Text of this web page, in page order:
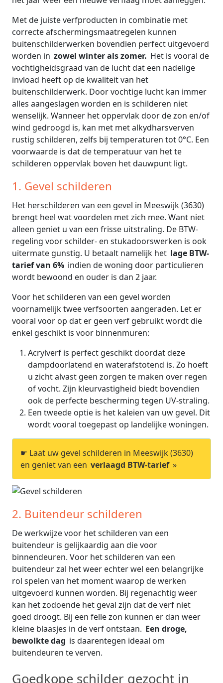
Met de juiste verfproducten in combinatie met
correcte afschermingsmaatregelen kunnen
buitenschilderwerken bovendien perfect uitgevoerd
worden in zowel winter als zomer. Het is vooral de
vochtigheidsgraad van de lucht dat een nadelige
invload heeft op de kwaliteit van het
buitenschilderwerk. Door vochtige lucht kan immer
alles aangeslagen worden en is schilderen niet
wenselijk. Wanneer het oppervlak door de zon en/of
wind gedroogd is, kan met met alkydharsverven
rustig schilderen, zelfs bij temperaturen tot 0°C. Een
voorwaarde is dat de temperatuur van het te
schilderen oppervlak boven het dauwpunt ligt.
1. Gevel schilderen
Het herschilderen van een gevel in Meeswijk (3630)
brengt heel wat voordelen met zich mee. Want niet
alleen geniet u van een frisse uitstraling. De BTW-
regeling voor schilder- en stukadoorswerken is ook
uitermate gunstig. U betaalt namelijk het lage BTW-
tarief van 6% indien de woning door particulieren
wordt bewoond en ouder is dan 2 jaar.
Voor het schilderen van een gevel worden
voornamelijk twee verfsoorten aangeraden. Let er
vooral voor op dat er geen verf gebruikt wordt die
enkel geschikt is voor binnenmuren:
Acrylverf is perfect geschikt doordat deze
dampdoorlatend en waterafstotend is. Zo hoeft
u zicht alvast geen zorgen te maken over regen
of vocht. Zijn kleurvastigheid biedt bovendien
ook de perfecte bescherming tegen UV-straling.
Een tweede optie is het kaleien van uw gevel. Dit
wordt vooral toegepast op landelijke woningen.
☛ Laat uw gevel schilderen in Meeswijk (3630)
en geniet van een verlaagd BTW-tarief »
2. Buitendeur schilderen
De werkwijze voor het schilderen van een
buitendeur is gelijkaardig aan die voor
binnendeuren. Voor het schilderen van een
buitendeur zal het weer echter wel een belangrijke
rol spelen van het moment waarop de werken
uitgevoerd kunnen worden. Bij regenachtig weer
kan het zodoende het geval zijn dat de verf niet
goed droogt. Bij een felle zon kunnen er dan weer
kleine blaasjes in de verf ontstaan. Een droge,
bewolkte dag is daarentegen ideaal om
buitendeuren te verven.
Goedkope schilder gezocht in